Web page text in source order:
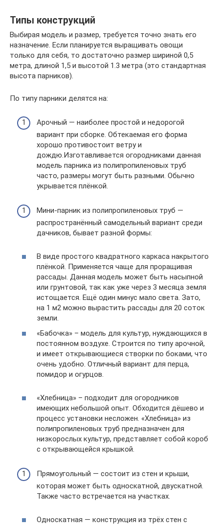
Типы конструкций
Выбирая модель и размер, требуется точно знать его
назначение. Если планируется выращивать овощи
только для себя, то достаточно размер шириной 0,5
метра, длиной 1,5 и высотой 1.3 метра (это стандартная
высота парников).
По типу парники делятся на:
Арочный — наиболее простой и недорогой
вариант при сборке. Обтекаемая его форма
хорошо противостоит ветру и
дождю.Изготавливается огородниками данная
модель парника из полипропиленовых труб
часто, размеры могут быть разными. Обычно
укрывается плёнкой.
Мини-парник из полипропиленовых труб —
распространённый самодельный вариант среди
дачников, бывает разной формы:
В виде простого квадратного каркаса накрытого
плёнкой. Применяется чаще для проращивая
рассады. Данная модель может быть насыпной
или грунтовой, так как уже через 3 месяца земля
истощается. Ещё один минус мало света. Зато,
на 1 м2 можно вырастить рассады для 20 соток
земли.
«Бабочка» – модель для культур, нуждающихся в
постоянном воздухе. Строится по типу арочной,
и имеет открывающиеся створки по боками, что
очень удобно. Отличный вариант для перца,
помидор и огурцов.
«Хлебница» – подходит для огородников
имеющих небольшой опыт. Обходится дёшево и
процесс установки несложен. «Хлебница» из
полипропиленовых труб предназначен для
низкорослых культур, представляет собой короб
с открывающейся крышкой.
Прямоугольный — состоит из стен и крыши,
которая может быть односкатной, двускатной.
Также часто встречается на участках.
Односкатная — конструкция из трёх стен с